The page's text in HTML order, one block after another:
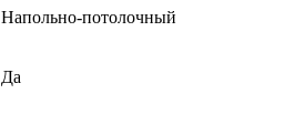
Напольно-потолочный
Да